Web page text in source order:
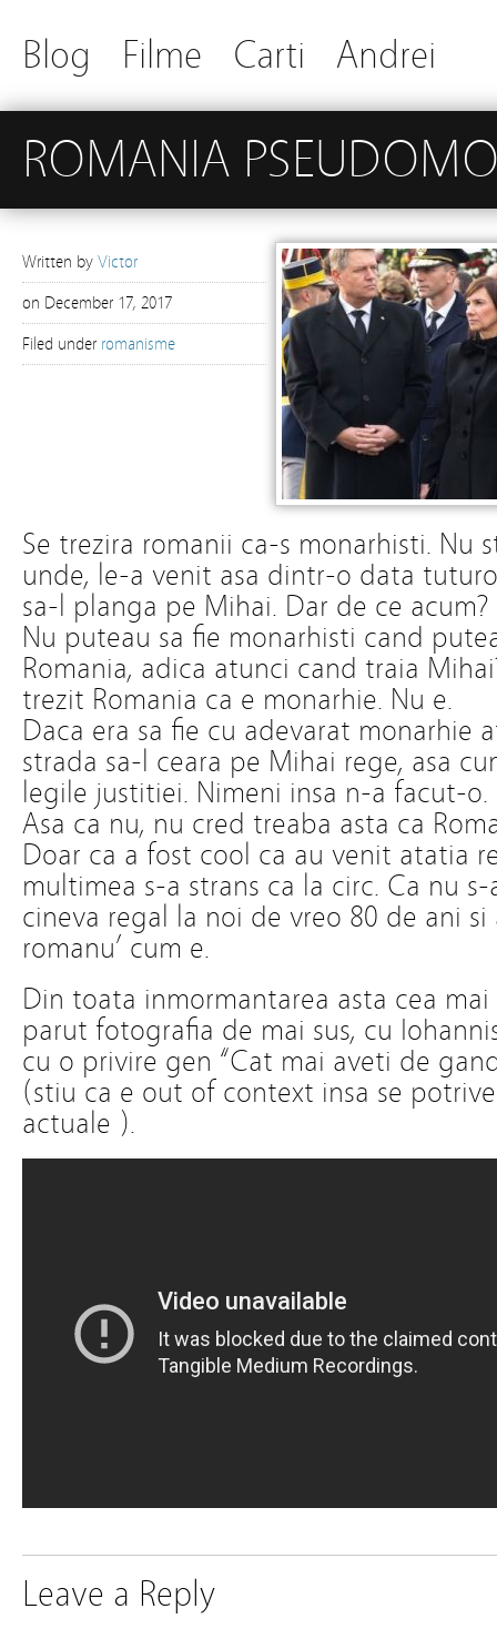
Blog Filme Carti Andrei
ROMANIA
Written by Victor
on December 17, 2017
Filed under romanisme
Se trezira romanii ca-s monarhisti. Nu
unde, le-a venit asa dintr-o data
sa-l planga pe Mihai. Dar de ce acum?
Nu puteau sa fie monarhisti cand
Romania, adica atunci cand traia
trezit Romania ca e monarhie. Nu e.
Daca era sa fie cu adevarat monarhie
strada sa-l ceara pe Mihai rege, asa
legile justitiei. Nimeni insa n-a facut-o.
Asa ca nu, nu cred treaba asta ca
Doar ca a fost cool ca au venit atatia
multimea s-a strans ca la circ. Ca nu
cineva regal la noi de vreo 80 de ani
romanu’ cum e.
Din toata inmormantarea asta cea
parut fotografia de mai sus, cu
cu o privire gen “Cat mai aveti de
(stiu ca e out of context insa se
actuale ).
Leave a Reply